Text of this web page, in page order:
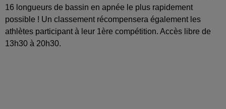
16 longueurs de bassin en apnée le plus rapidement
possible ! Un classement récompensera également les
athlètes participant à leur 1ère compétition. Accès libre de
13h30 à 20h30.